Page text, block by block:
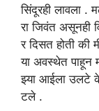
सिंदूरही लावला .
रा जिवंत असूनही
र दिसत होती की
या अवस्थेत पाहून
झ्या आईला उलटे
टले .